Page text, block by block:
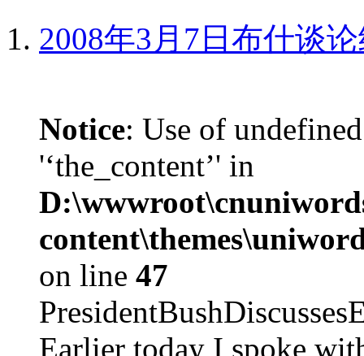
2008年3月7日布什谈
Notice: Use of
'‘the_content’' in
on line 47
Earlier today I spoke